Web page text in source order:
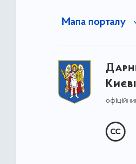
Мапа порталу